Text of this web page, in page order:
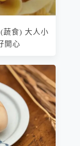
蔬食) 大人小
開心